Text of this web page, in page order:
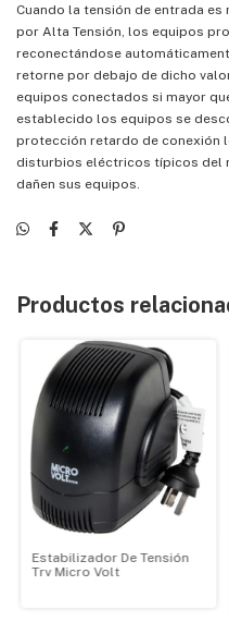
Cuando la tensión de entrada
por Alta Tensión, los equipos
reconectándose
retorne por debajo de dicho
equipos conectados si mayor
establecido los equipos se
protección retardo de conexión
disturbios eléctricos típicos del
dañen sus equipos.
Productos
Estabilizador De Tensión
Trv Micro Volt